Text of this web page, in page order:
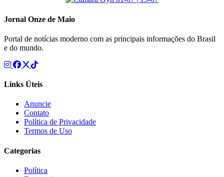
Jornal Onze de Maio
Portal de notícias moderno com as principais informações do Brasil
e do mundo.
Links Úteis
Anuncie
Contato
Política de Privacidade
Termos de Uso
Categorias
Política